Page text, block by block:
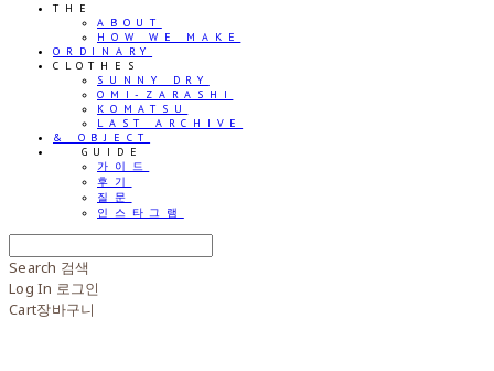
THE
ABOUT
HOW WE MAKE
ORDINARY
CLOTHES
SUNNY DRY
OMI-ZARASHI
KOMATSU
LAST ARCHIVE
& OBJECT
⠀⠀GUIDE
가이드
후기
질문
인스타그램
Search 검색
Log In 로그인
Cart장바구니